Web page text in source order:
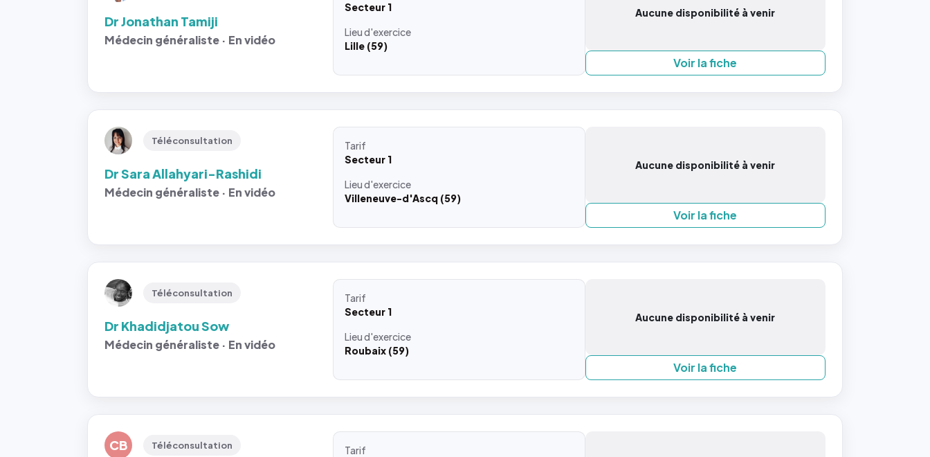
Dr Jonathan Tamiji
Médecin généraliste · En vidéo
Secteur 1
Lieud'exercice
Lille (59)
Aucune disponibilité à venir
Voir la fiche
Téléconsultation
Dr Sara Allahyari-Rashidi
Médecin généraliste · En vidéo
Tarif
Secteur 1
Lieud'exercice
Villeneuve-d'Ascq (59)
Aucune disponibilité à venir
Voir la fiche
Téléconsultation
Dr Khadidjatou Sow
Médecin généraliste · En vidéo
Tarif
Secteur 1
Lieud'exercice
Roubaix (59)
Aucune disponibilité à venir
Voir la fiche
CB Téléconsultation
Tarif